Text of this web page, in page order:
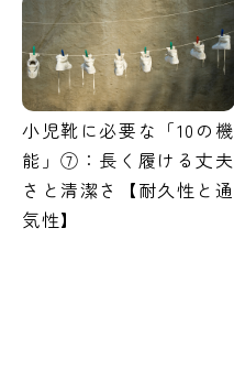
小児靴に必要な「10の機
能」⑦：長く履ける丈夫
さと清潔さ【耐久性と通
気性】